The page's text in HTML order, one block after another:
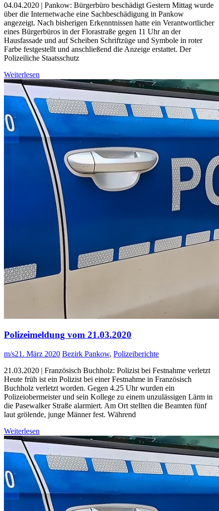
04.04.2020 | Pankow: Bürgerbüro beschädigt Gestern Mittag wurde
über die Internetwache eine Sachbeschädigung in Pankow
angezeigt. Nach bisherigen Erkenntnissen hatte ein Verantwortlicher
eines Bürgerbüros in der Florastraße gegen 11 Uhr an der
Hausfassade und auf Scheiben Schriftzüge und Symbole in roter
Farbe festgestellt und anschließend die Anzeige erstattet. Der
Polizeiliche Staatsschutz
Weiterlesen
Polizeimeldung vom 21.03.2020
m/s21. März 2020 Bezirk Pankow, Polizeiberichte
21.03.2020 | Französisch Buchholz: Polizist bei Festnahme verletzt
Heute früh ist ein Polizist bei einer Festnahme in Französisch
Buchholz verletzt worden. Gegen 4.25 Uhr wurden ein
Polizeiobermeister und sein Kollege zu einem unzulässigen Lärm in
die Pasewalker Straße alarmiert. Am Ort stellten die Beamten fünf
laut grölende, junge Männer fest. Während
Weiterlesen